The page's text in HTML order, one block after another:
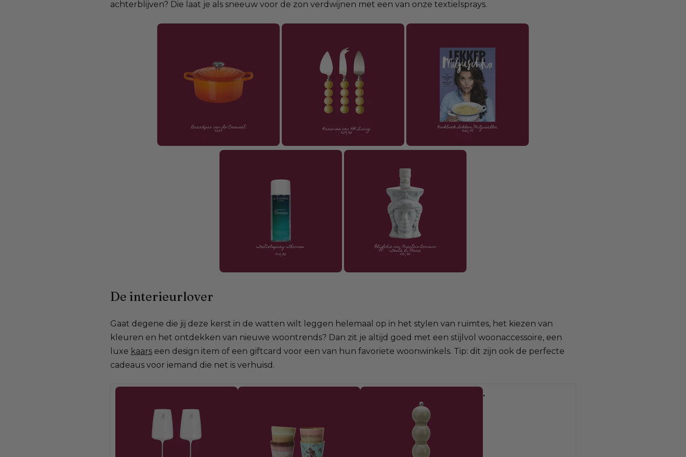
achterblijven? Die laat je als sneeuw voor de zon verdwijnen met een van onze textielsprays.
De interieurlover
Gaat degene die jij deze kerst in de watten wilt leggen helemaal op in het stylen van ruimtes, het kiezen van
kleuren en het ontdekken van nieuwe woontrends? Dan zit je altijd goed met een stijlvol woonaccessoire, een
luxe kaars een design item of een giftcard voor een van hun favoriete woonwinkels. Tip: dit zijn ook de perfecte
cadeaus voor iemand die net is verhuisd.
.